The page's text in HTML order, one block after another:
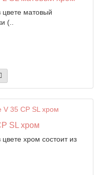
матовый
(..
SL хром
хром состоит из